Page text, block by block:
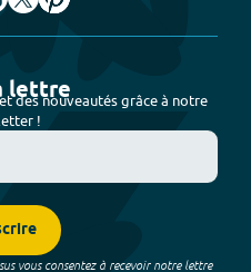
lettre
des nouveautés grâce à notre
!
vous consentez à recevoir notre lettre